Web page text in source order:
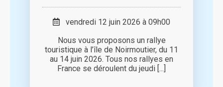
vendredi 12 juin 2026 à 09h00
Nous vous proposons un rallye
touristique à l’île de Noirmoutier, du 11
au 14 juin 2026. Tous nos rallyes en
France se déroulent du jeudi [...]